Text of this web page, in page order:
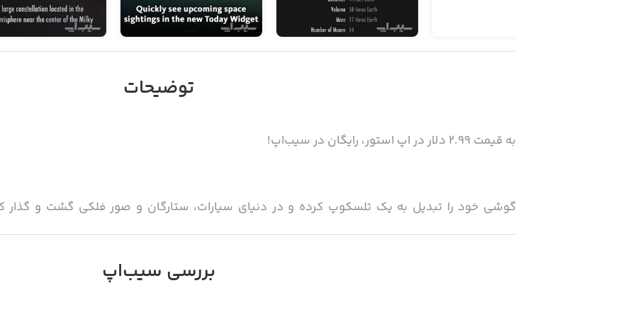
توضیحات
به قیمت ۲.۹۹ دلار در اپ استور، رایگان در سیب‌اپ!
بررسی سیب‌اپ